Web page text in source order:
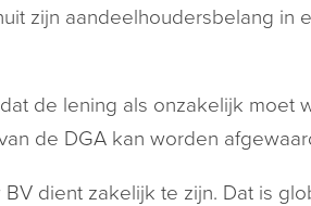
zijn aandeelhoudersbelang in
de lening als onzakelijk moet
de DGA kan worden
dient zakelijk te zijn. Dat is